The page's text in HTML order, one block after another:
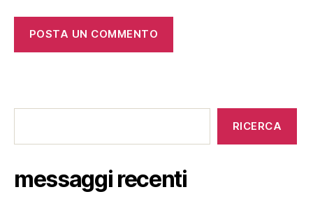
messaggi
RICERCA
messaggi recenti